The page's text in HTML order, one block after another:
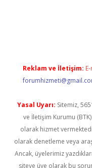
Reklam ve İletişim:
Yasal Uyarı: Sitemiz,
ve İletişim Kurumu
olarak hizmet
olarak denetleme veya
Ancak, üyelerimiz
siteye üye olarak bu